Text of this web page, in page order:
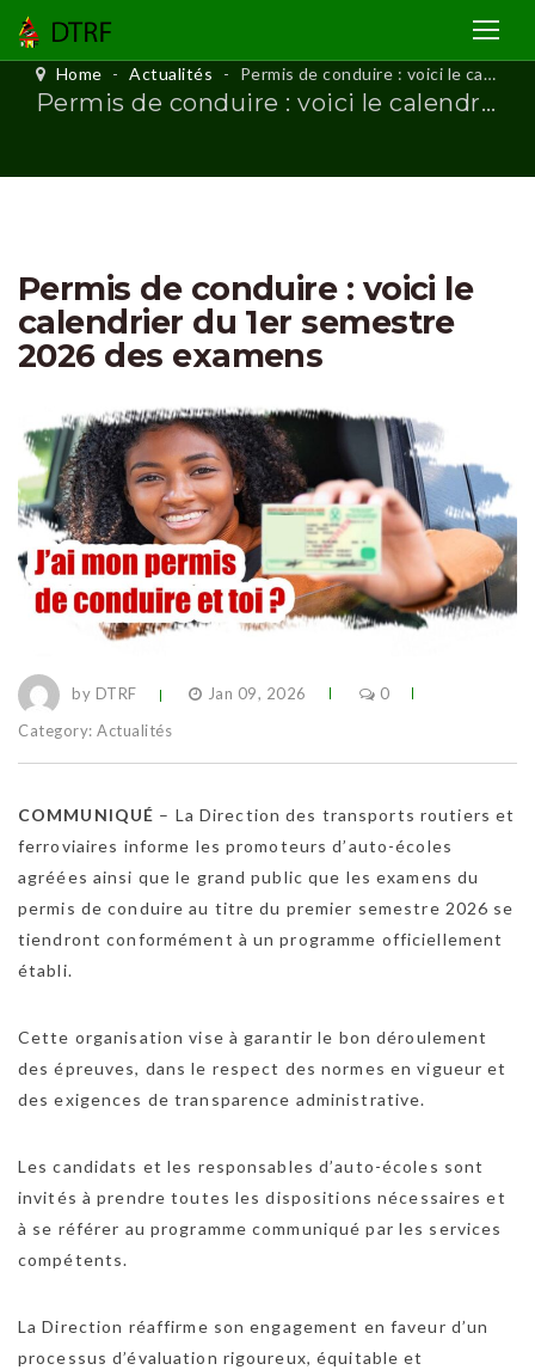
Home - Actualités - Permis de conduire : voici le calendrier du 1er semestre 2026 des examens
Permis de conduire : voici le calendrier du 1er semestre 2026 des examens
Permis de conduire : voici le
calendrier du 1er semestre
2026 des examens
by DTRF Jan 09, 2026
0
Category:Actualités
COMMUNIQUÉ – La Direction des transports routiers et
ferroviaires informe les promoteurs d’auto-écoles
agréées ainsi que le grand public que les examens du
permis de conduire au titre du premier semestre 2026 se
tiendront conformément à un programme officiellement
établi.
Cette organisation vise à garantir le bon déroulement
des épreuves, dans le respect des normes en vigueur et
des exigences de transparence administrative.
Les candidats et les responsables d’auto-écoles sont
invités à prendre toutes les dispositions nécessaires et
à se référer au programme communiqué par les services
compétents.
La Direction réaffirme son engagement en faveur d’un
processus d’évaluation rigoureux, équitable et